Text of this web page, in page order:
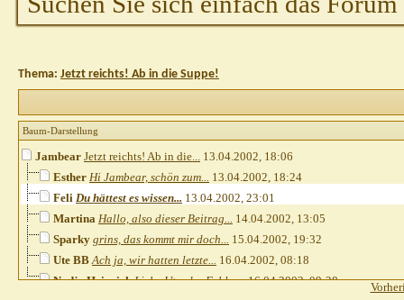
Thema: Jetzt reichts! Ab in die Suppe!
Baum-Darstellung
Jambear Jetzt reichts! Ab in die... 13.04.2002, 18:06
Esther Hi Jambear, schön zum... 13.04.2002, 18:24
Feli Du hättest es wissen... 13.04.2002, 23:01
Martina Hallo, also dieser Beitrag... 14.04.2002, 13:05
Sparky grins, das kommt mir doch... 15.04.2002, 19:32
Ute BB Ach ja, wir hatten letzte... 16.04.2002, 08:18
Nadja Heinrich Liebe Ute, der Fehler...16.04.2002,09:38